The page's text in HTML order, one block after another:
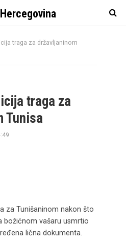
traga za državljaninom
traga za
Tunisa
za Tunišaninom nakon što
božićnom vašaru usmrtio
lična dokumenta.